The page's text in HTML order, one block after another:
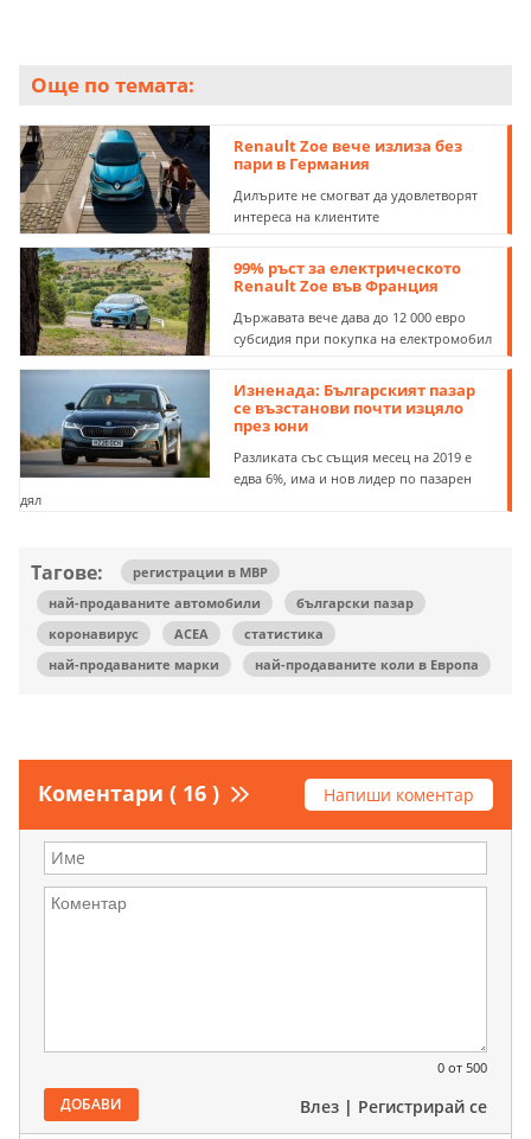
Още по темата:
Renault Zoe вече излиза без
пари в Германия
Дилърите не смогват да удовлетворят
интереса на клиентите
99% ръст за електрическото
Renault Zoe във Франция
Държавата вече дава до 12 000 евро
субсидия при покупка на електромобил
Изненада: Българският пазар
се възстанови почти изцяло
през юни
Разликата със същия месец на 2019 е
едва 6%, има и нов лидер по пазарен
дял
Тагове:
регистрации в МВР
най-продаваните автомобили
български пазар
коронавирус
АСЕА
статистика
най-продаваните марки
най-продаваните коли в Европа
Коментари ( 16 ) Напиши коментар
0 от 500
ДОБАВИ Влез | Регистрирай се